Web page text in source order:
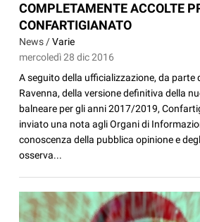
COMPLETAMENTE ACCOLTE
CONFARTIGIANATO
News /Varie
mercoledì 28 dic 2016
A seguito della ufficializzazione, da parte
Ravenna, della versione definitiva della
balneare per gli anni 2017/2019,
inviato una nota agli Organi di
conoscenza della pubblica opinione e
osserva...